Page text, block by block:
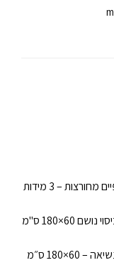
קולב פלסטיק לבן עם וו מתכת מסתובב וכתפיים מחורצות – 3 מידות
שקית אל-בד מתקפלת לשמלות ולבגדים – כיסוי נושם 60×180 ס"מ
כיסוי בגד מתקפל מבד נושם עם רוכסן וידית נשיאה – 60×180 ס״מ